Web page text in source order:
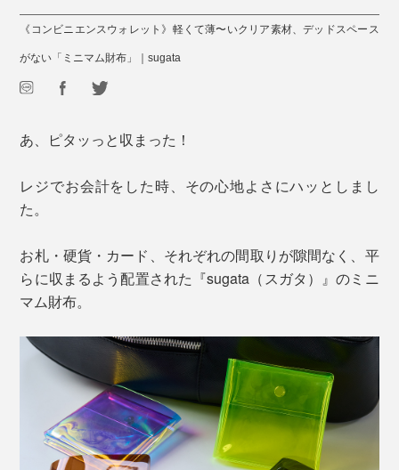
《コンビニエンスウォレット》軽くて薄〜いクリア素材、デッドスペース
がない「ミニマム財布」｜sugata
あ、ピタッっと収まった！
レジでお会計をした時、その心地よさにハッとしまし
た。
お札・硬貨・カード、それぞれの間取りが隙間なく、平
らに収まるよう配置された『sugata（スガタ）』のミニ
マム財布。